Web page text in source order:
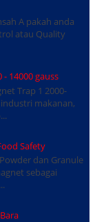
A pakah anda
atau Quality
14000 gauss
Trap 1 2000-
makanan,
Safety
dan Granule
sebagai